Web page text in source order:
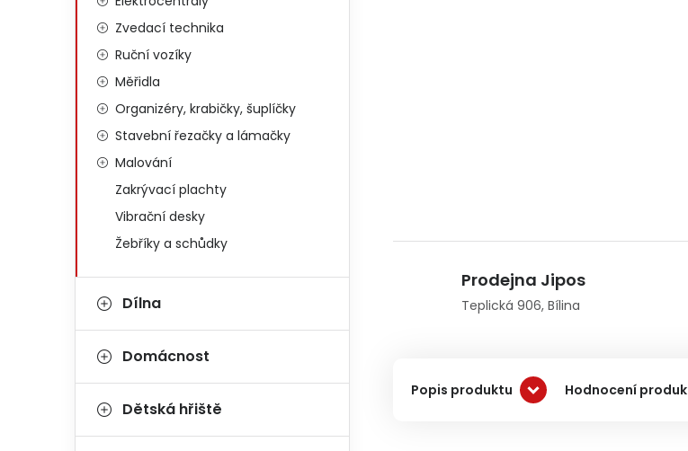
Zvedací technika
Ruční vozíky
Měřidla
Organizéry, krabičky, šuplíčky
Stavební řezačky a lámačky
Malování
Zakrývací plachty
Vibrační desky
Žebříky a schůdky
Dílna
Domácnost
Dětská hřiště
Prodejna Jipos
Teplická 906, Bílina
Popis produktu Hodnocení